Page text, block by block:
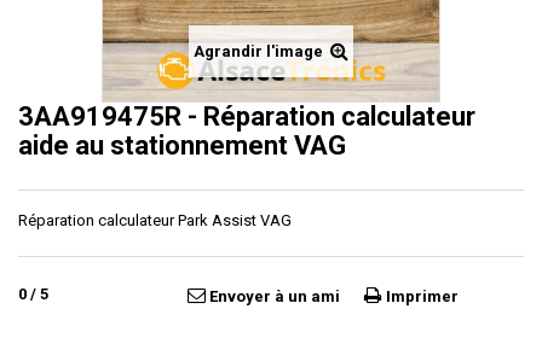
Agrandir l'image
3AA919475R - Réparation calculateur
aide au stationnement VAG
Réparation calculateur Park Assist VAG
0 / 5 Envoyer à un ami Imprimer